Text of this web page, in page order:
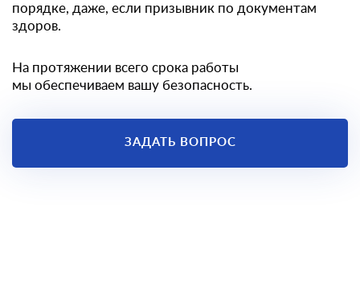
порядке, даже, если призывник по документам
здоров.
На протяжении всего срока работы
мы обеспечиваем вашу безопасность.
ЗАДАТЬ ВОПРОС